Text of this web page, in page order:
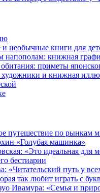
необычные книги для
напополам: книжная
приметы
и книжная
путешествие по рынкам
«Голубая машинка»
«Это идеальная для
бестиарии
«Читательский путь у
так любит играть с
Ивамура: «Семья и